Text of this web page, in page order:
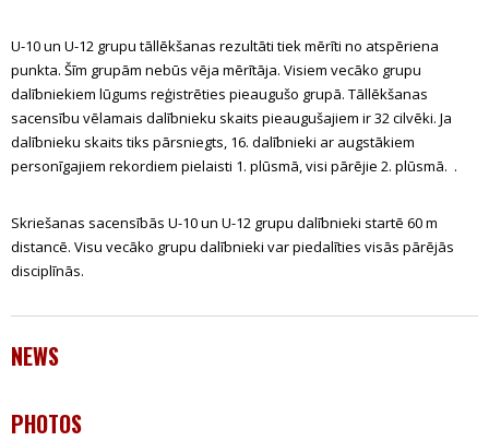
U-10 un U-12 grupu tāllēkšanas rezultāti tiek mērīti no atspēriena
punkta. Šīm grupām nebūs vēja mērītāja. Visiem vecāko grupu
dalībniekiem lūgums reģistrēties pieaugušo grupā. Tāllēkšanas
sacensību vēlamais dalībnieku skaits pieaugušajiem ir 32 cilvēki. Ja
dalībnieku skaits tiks pārsniegts, 16. dalībnieki ar augstākiem
personīgajiem rekordiem pielaisti 1. plūsmā, visi pārējie 2. plūsmā. .
Skriešanas sacensībās U-10 un U-12 grupu dalībnieki startē 60 m
distancē. Visu vecāko grupu dalībnieki var piedalīties visās pārējās
disciplīnās.
NEWS
PHOTOS